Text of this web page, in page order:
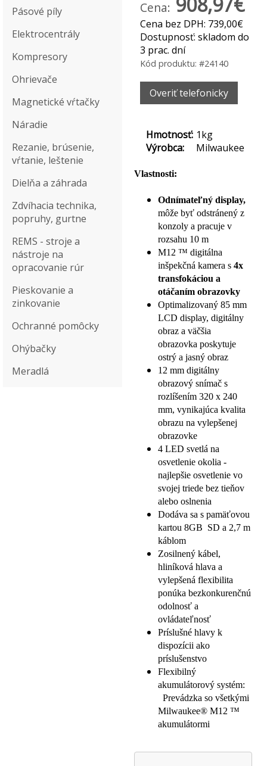
Pásové píly
Elektrocentrály
Kompresory
Ohrievače
Magnetické vŕtačky
Náradie
Rezanie, brúsenie,
vŕtanie, leštenie
Dielňa a záhrada
Zdvíhacia technika,
popruhy, gurtne
REMS - stroje a
nástroje na
opracovanie rúr
Pieskovanie a
zinkovanie
Ochranné pomôcky
Ohýbačky
Meradlá
Cena:
Cena bez DPH: 739,00€
Dostupnosť: skladom do
3 prac. dní
Kód produktu: #24140
Overiť telefonicky
Hmotnosť: 1kg
Výrobca:
Milwaukee
Vlastnosti:
Odnímateľný display,
môže byť odstránený z
konzoly a pracuje v
rozsahu 10 m
M12 ™ digitálna
inšpekčná kamera s 4x
transfokáciou a
otáčaním obrazovky
Optimalizovaný 85 mm
LCD display, digitálny
obraz a väčšia
obrazovka poskytuje
ostrý a jasný obraz
12 mm digitálny
obrazový snímač s
rozlíšením 320 x 240
mm, vynikajúca kvalita
obrazu na vylepšenej
obrazovke
4 LED svetlá na
osvetlenie okolia -
najlepšie osvetlenie vo
svojej triede bez tieňov
alebo oslnenia
Dodáva sa s pamäťovou
kartou 8GB SD a 2,7 m
káblom
Zosilnený kábel,
hliníková hlava a
vylepšená flexibilita
ponúka bezkonkurenčnú
odolnosť a
ovládateľnosť
Príslušné hlavy k
dispozícii ako
príslušenstvo
Flexibilný
akumulátorový systém:
Prevádzka so všetkými
Milwaukee® M12 ™
akumulátormi